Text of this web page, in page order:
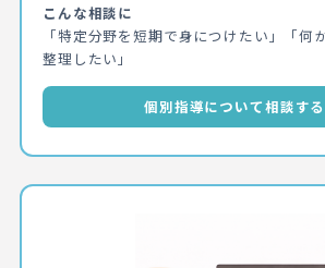
こんな相談に
「特定分野を短期で身につけたい」「何
整理したい」
個別指導について相談す